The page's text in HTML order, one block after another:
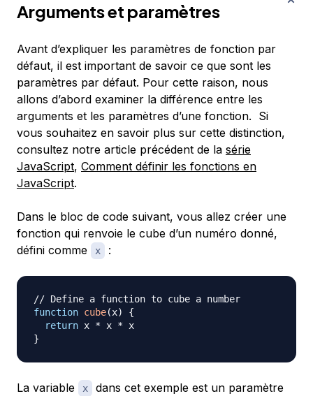
Arguments et paramètres
Avant d’expliquer les paramètres de fonction par
défaut, il est important de savoir ce que sont les
paramètres par défaut. Pour cette raison, nous
allons d’abord examiner la différence entre les
arguments et les paramètres d’une fonction. Si
vous souhaitez en savoir plus sur cette distinction,
consultez notre article précédent de la série
JavaScript, Comment définir les fonctions en
JavaScript.
Dans le bloc de code suivant, vous allez créer une
fonction qui renvoie le cube d’un numéro donné,
défini comme
x :
// Define a function to cube a number
function cube(x)
{
return x * x *
}
La variable x dans cet exemple est un paramètre